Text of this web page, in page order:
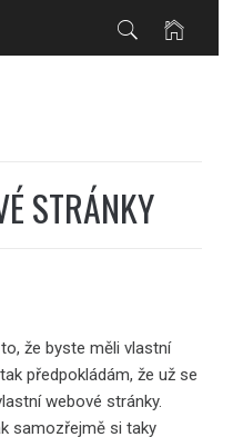
STRÁNKY
že byste měli vlastní
předpokládám, že už se
webové stránky.
samozřejmě si taky